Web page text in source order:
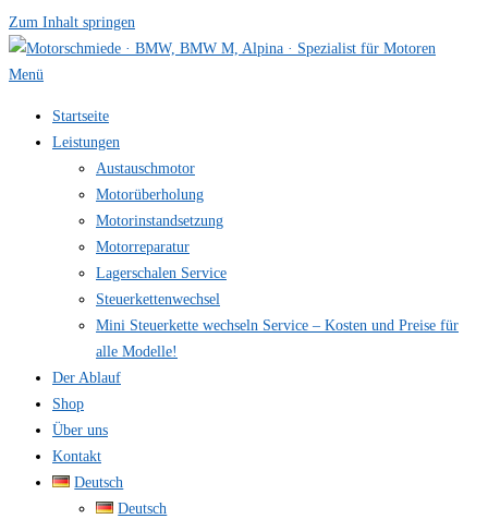
Zum Inhalt springen
Menü
Startseite
Leistungen
Austauschmotor
Motorüberholung
Motorinstandsetzung
Motorreparatur
Lagerschalen Service
Steuerkettenwechsel
Mini Steuer­kette wechseln Service – Kosten und Preise für
alle Modelle!
Der Ablauf
Shop
Über uns
Kontakt
Deutsch
Deutsch